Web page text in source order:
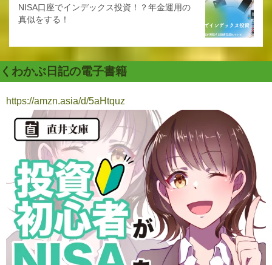
NISA口座でインデックス投資！？年金運用の
真似をする！
くわかぶ日記の電子書籍
https://amzn.asia/d/5aHtquz